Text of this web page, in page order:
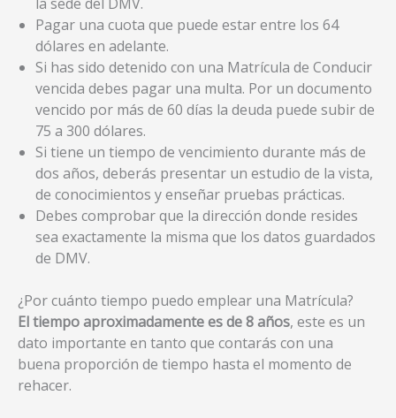
Pagar una cuota que puede estar entre los 64
dólares en adelante.
Si has sido detenido con una Matrícula de Conducir
vencida debes pagar una multa. Por un documento
vencido por más de 60 días la deuda puede subir de
75 a 300 dólares.
Si tiene un tiempo de vencimiento durante más de
dos años, deberás presentar un estudio de la vista,
de conocimientos y enseñar pruebas prácticas.
Debes comprobar que la dirección donde resides
sea exactamente la misma que los datos guardados
de DMV.
¿Por cuánto tiempo puedo emplear una Matrícula?
El tiempo aproximadamente es de 8 años, este es un
dato importante en tanto que contarás con una
buena proporción de tiempo hasta el momento de
rehacer.